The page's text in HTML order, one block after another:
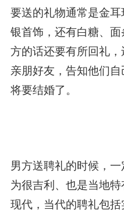
要送的礼物通常是金耳
银首饰，还有白糖、
方的话还要有所回礼
亲朋好友，告知他们自
将要结婚了。
男方送聘礼的时候，
为很吉利、也是当地
现代，当代的聘礼包